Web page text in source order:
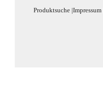
Produktsuche |Impressum